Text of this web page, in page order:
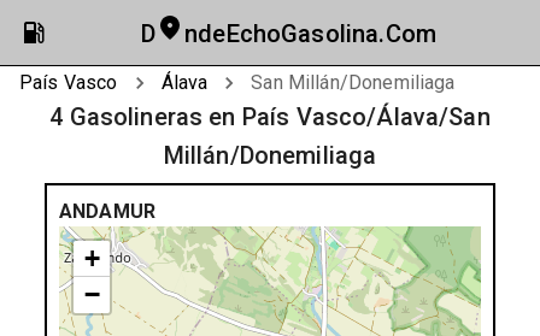
D ndeEchoGasolina.Com
País Vasco Álava San Millán/Donemiliaga
4 Gasolineras en País Vasco/Álava/San
Millán/Donemiliaga
ANDAMUR
+
−